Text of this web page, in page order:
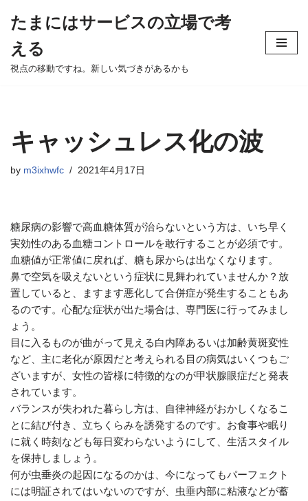
to
content
たまにはサービスの立場で考
える
視点の移動ですね。新しい気づきがあるかも
キャッシュレス化の波
by m3ixhwfc 2021年4月17日
糖尿病の影響で高血糖体質が治らないという方は、いち早く
実効性のある血糖コントロールを敢行することが必須です。
血糖値が正常値に戻れば、糖も尿からは出なくなります。
鼻で空気を吸えないという症状に見舞われていませんか？放
置していると、ますます悪化して合併症が発生することもあ
るのです。心配な症状が出た場合は、専門医に行ってみまし
ょう。
目に入るものが曲がって見える白内障あるいは加齢黄斑変性
など、主に老化が原因だと考えられる目の病気はいくつもご
ざいますが、女性の皆様に特徴的なのが甲状腺眼症だと発表
されています。
バランスが失われた暮らし方は、自律神経がおかしくなるこ
とに結び付き、立ちくらみを誘発するのです。お食事や眠り
に就く時刻なども毎日変わらないようにして、生活スタイル
を保持しましょう。
何が虫垂炎の起因になるのかは、今になってもパーフェクト
には明証されてはいないのですが、虫垂内部に粘液などが蓄